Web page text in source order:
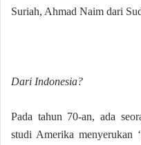
Suriah, Ahmad Naim dari
Dari Indonesia?
Pada tahun 70-an, ada
studi Amerika menyerukan